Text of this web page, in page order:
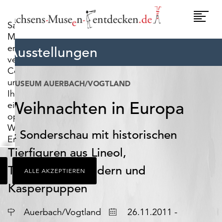
Sachsens-
Museen-
entdecken.de
verwendet
Cookies,
um
Ihnen
ein
optimales
Webseiten-
Erlebnis
zu
bieten.
Dazu
zählen
Cookies,
die
für
ALLE AKZEPTIEREN
Ausstellungen
MUSEUM AUERBACH/VOGTLAND
Weihnachten in Europa
& Sonderschau mit historischen
Tierfiguren aus Lineol,
Tannenbaumständern und
Kasperpuppen
Ort Auerbach/Vogtland Datum26.11.2011 -